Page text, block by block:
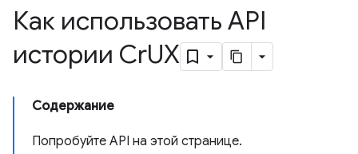
Как использовать API
истории CrUX
Содержание
Попробуйте API на этой странице.